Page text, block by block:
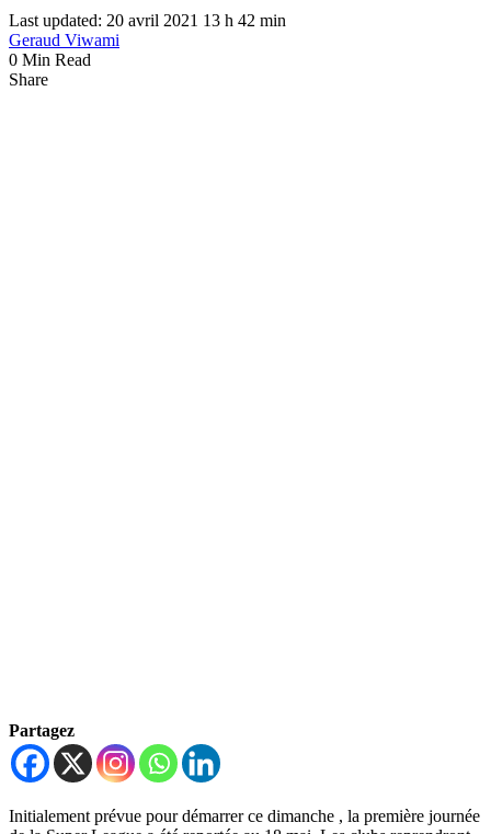
Last updated: 20 avril 2021 13 h 42 min
Geraud Viwami
0 Min Read
Share
Partagez
Initialement prévue pour démarrer ce dimanche , la première journée